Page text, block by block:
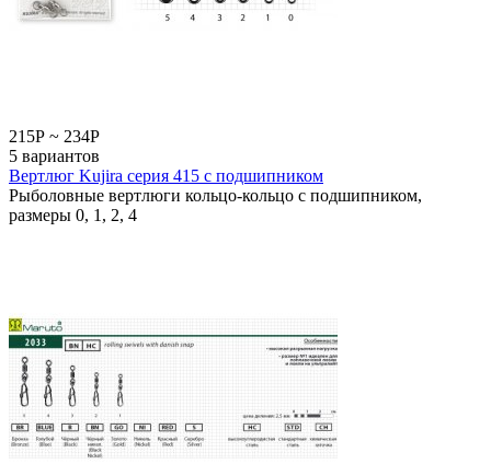
215Р ~ 234Р
5 вариантов
Вертлюг Kujira серия 415 с подшипником
Рыболовные вертлюги кольцо-кольцо с подшипником,
размеры 0, 1, 2, 4